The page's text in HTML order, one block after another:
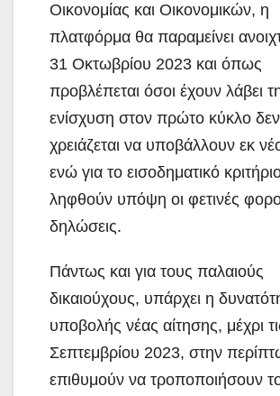
Οικονομίας και Οικονομικών, η
πλατφόρμα θα παραμείνει
31 Οκτωβρίου 2023 και όπως
προβλέπεται όσοι έχουν λάβει
ενίσχυση στον πρώτο κύκλο δεν
χρειάζεται να υποβάλλουν εκ
ενώ για το εισοδηματικό
ληφθούν υπόψη οι φετινές
δηλώσεις.
Πάντως και για τους παλαιούς
δικαιούχους, υπάρχει η
υποβολής νέας αίτησης, μέχρι
Σεπτεμβρίου 2023, στην
επιθυμούν να τροποποιήσουν